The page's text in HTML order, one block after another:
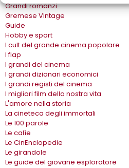
Grandi romanzi
Gremese Vintage
Guide
Hobby e sport
I cult del grande cinema popolare
I flap
I grandi del cinema
I grandi dizionari economici
I grandi registi del cinema
I migliori film della nostra vita
L'amore nella storia
La cineteca degli immortali
Le 100 parole
Le calìe
Le CinEnclopedie
Le girandole
Le guide del giovane esploratore